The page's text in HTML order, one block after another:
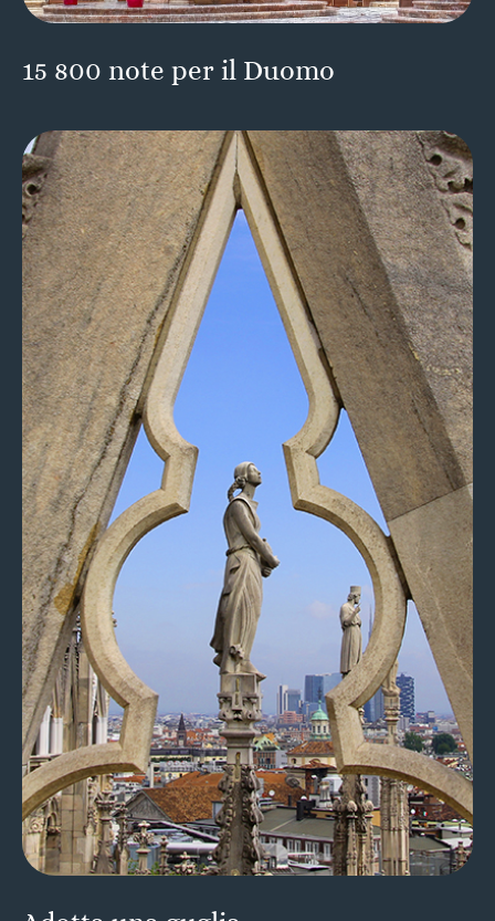
15 800 note per il Duomo